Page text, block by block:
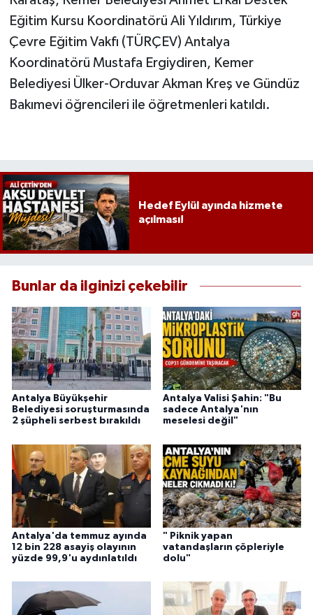
Eğitim Kursu Koordinatörü Ali Yıldırım, Türkiye
Çevre Eğitim Vakfı (TÜRÇEV) Antalya
Koordinatörü Mustafa Ergiydiren, Kemer
Belediyesi Ülker-Orduvar Akman Kreş ve Gündüz
Bakımevi öğrencileri ile öğretmenleri katıldı.
Hedef Eylül ayında hizmete
açılması!
Bunlar da ilginizi çekebilir
Antalya Büyükşehir
Belediyesi soruşturmasında
2 şüpheli serbest bırakıldı
Antalya Valisi Şahin: "Bu
sadece Antalya'nın
meselesi değil"
Antalya'da temmuz ayında
12 bin 228 asayiş olayının
yüzde 99,9'u aydınlatıldı
" Piknik yapan
vatandaşların çöpleriyle
dolu"